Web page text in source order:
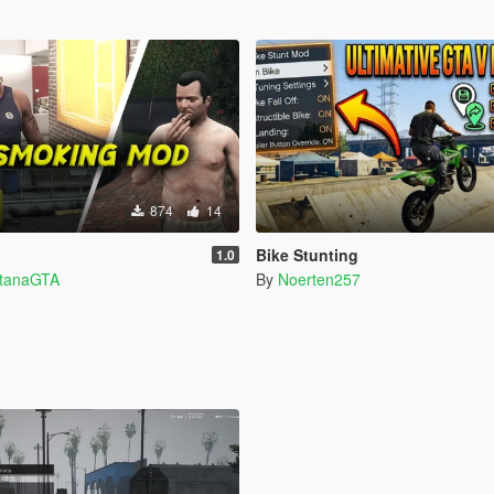
874 14
1.0
Bike Stunting
By Noerten257